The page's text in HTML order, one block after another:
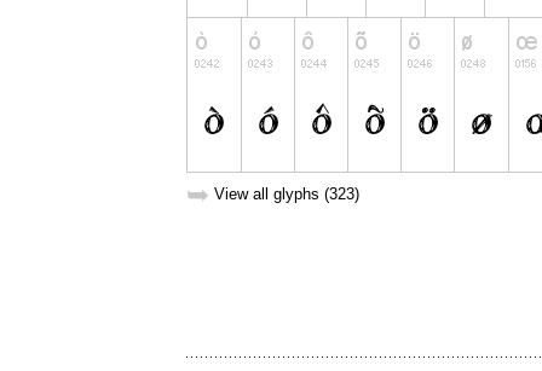
➥ View all glyphs (323)